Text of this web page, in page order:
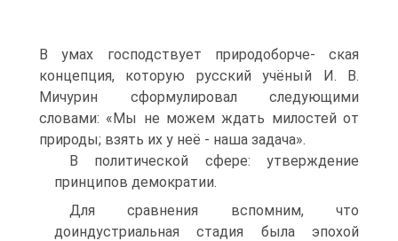
В умах господствует природоборче- ская
концепция, которую русский учёный И. В.
Мичурин сформулировал следую­щими
словами: «Мы не можем ждать милостей от
природы; взять их у неё - наша задача».
В политической сфере: утверждение
принципов демократии.
Для сравнения вспомним, что
доиндустриальная стадия была эпохой